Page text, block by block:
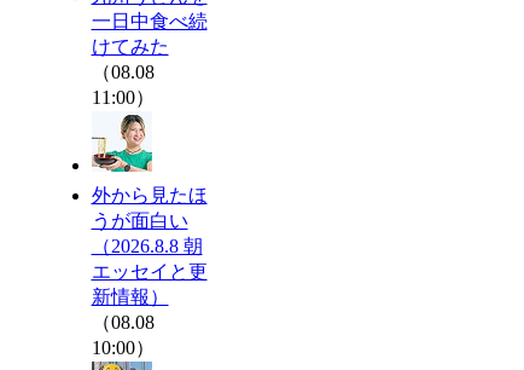
一日中食べ続
けてみた
（08.08
11:00）
外から見たほ
うが面白い
（2026.8.8 朝
エッセイと更
新情報）
（08.08
10:00）